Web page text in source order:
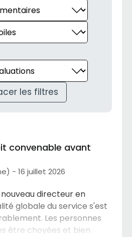
les filtres
convenable avant
- 16 juillet 2026
directeur en
globale du service s'est
Les personnes
être choyées et bien